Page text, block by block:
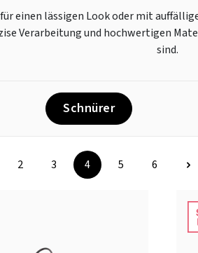
einen lässigen Look oder mit
Verarbeitung und hochwertigen
sind.
Schnürer
Seite
2 Seite
3 Seite
4 Seite
5 Seite
6